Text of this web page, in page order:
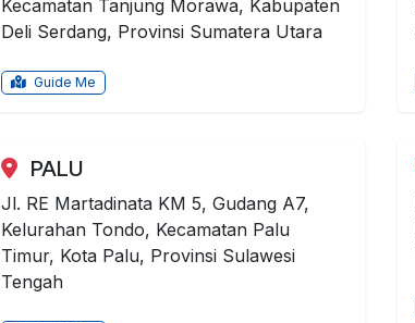
Kecamatan Tanjung Morawa, Kabupaten
Deli Serdang, Provinsi Sumatera Utara
Guide Me
PALU
Jl. RE Martadinata KM 5, Gudang A7,
Kelurahan Tondo, Kecamatan Palu
Timur, Kota Palu, Provinsi Sulawesi
Tengah